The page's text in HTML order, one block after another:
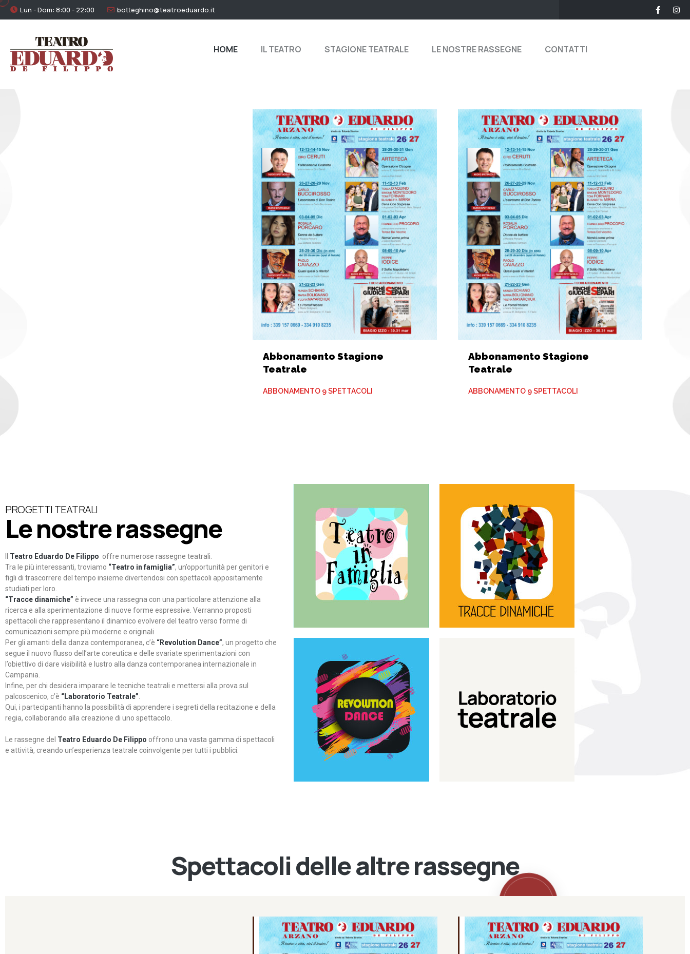
Lun - Dom: 8:00 - 22:00 botteghino@teatroeduardo.it
HOME IL TEATRO STAGIONE TEATRALE LE NOSTRE RASSEGNE CONTATTI
Abbonamento Stagione
Teatrale
ABBONAMENTO 9 SPETTACOLI
Abbonamento Stagione
Teatrale
ABBONAMENTO 9 SPETTACOLI
PROGETTI TEATRALI
Le nostre rassegne
Teatro Eduardo De Filippo offre numerose rassegne teatrali.
Tra le più interessanti, troviamo “Teatro in famiglia”, un’opportunità per genitori e
figli di trascorrere del tempo insieme divertendosi con spettacoli appositamente
studiati per loro.
“Tracce dinamiche” è invece una rassegna con una particolare attenzione alla
ricerca e alla sperimentazione di nuove forme espressive. Verranno proposti
spettacoli che rappresentano il dinamico evolvere del teatro verso forme di
comunicazioni sempre più moderne e originali
Per gli amanti della danza contemporanea, c’è “Revolution Dance”, un progetto che
segue il nuovo flusso dell’arte coreutica e delle svariate sperimentazioni con
l’obiettivo di dare visibilità e lustro alla danza contemporanea internazionale in
Campania.
Infine, per chi desidera imparare le tecniche teatrali e mettersi alla prova sul
palcoscenico, c’è “Laboratorio Teatrale”
Qui, i partecipanti hanno la possibilità di apprendere i segreti della recitazione e della
regia, collaborando alla creazione di uno spettacolo.
Le rassegne del Teatro Eduardo De Filippo offrono una vasta gamma di spettacoli
e attività, creando un’esperienza teatrale coinvolgente per tutti i pubblici.
Teatro in famiglia
Teatro In Famiglia è una
rassegna di teatro concepita
per far condividere e godere
del teatro all’intera famiglia.
Continua
Tracce dinamiche
Tracce Dinamiche è una
rassegna di teatro
d’innovazione e sperimentale.
Continua
Revolution Dance
Rassegna di danza
contemporanea – I Edizione
Continua
Laboratorio di teatro del
Teatro Eduardo de Filippo
Spettacoli delle altre rassegne